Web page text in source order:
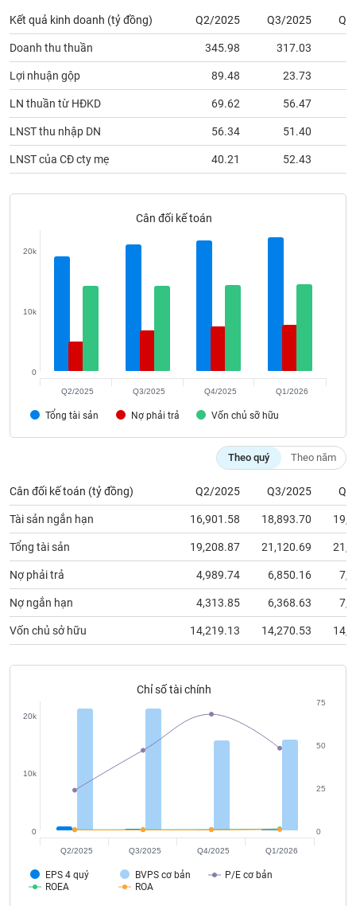
Kết quả kinh doanh (tỷ đồng) Q2/2025 Q3/2025
Doanh thu thuần 345.98 317.03
Lợi nhuận gộp 89.48 23.73
LN thuần từ HĐKD 69.62 56.47
LNST thu nhập DN 56.34 51.40
LNST của CĐ cty mẹ 40.21 52.43
Cân đối kế toán
Tổng tài sản Nợ phải trả Vốn chủ sỡ hữu
0
10k
20k
Q2/2025 Q3/2025 Q4/2025 Q1/2026
Theo quý Theo năm
Cân đối kế toán (tỷ đồng) Q2/2025 Q3/2025
Tài sản ngắn hạn 16,901.58 18,893.70
Tổng tài sản 19,208.87 21,120.69
Nợ phải trả 4,989.74 6,850.16
Nợ ngắn hạn 4,313.85 6,368.63
Vốn chủ sở hữu 14,219.13 14,270.53
Chỉ số tài chính
EPS 4 quý BVPS cơ bản
P/E cơ bản
ROEA
ROA
0
10k
20k
0
25
50
75
Q2/2025 Q3/2025 Q4/2025 Q1/2026
tích
(-)
Thuật
ngữ
(-)
Dịch
vụ
tạo
Công
Truyền
thông
tài
chính
tài